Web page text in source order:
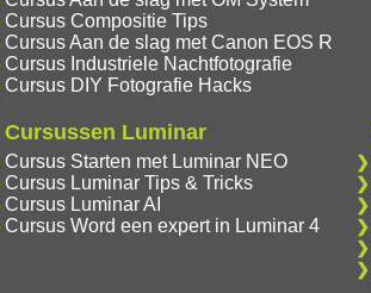
Cursus Compositie Tips
Cursus Aan de slag met Canon EOS R
Cursus Industriele Nachtfotografie
Cursus DIY Fotografie Hacks
Cursussen Luminar
Cursus Starten met Luminar NEO
Cursus Luminar Tips & Tricks
Cursus Luminar AI
Cursus Word een expert in Luminar 4